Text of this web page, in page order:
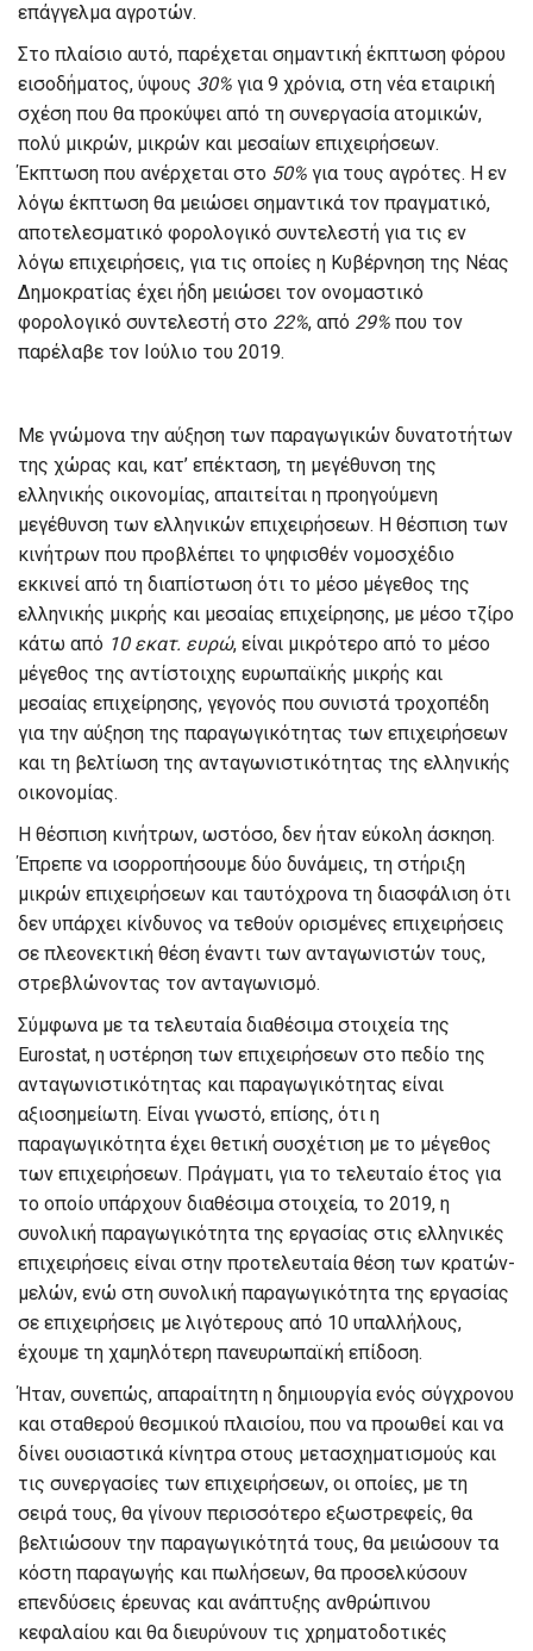
επάγγελμα αγροτών.
Στο πλαίσιο αυτό, παρέχεται σημαντική έκπτωση φόρου
εισοδήματος, ύψους 30% για 9 χρόνια, στη νέα εταιρική
σχέση που θα προκύψει από τη συνεργασία ατομικών,
πολύ μικρών, μικρών και μεσαίων επιχειρήσεων.
Έκπτωση που ανέρχεται στο 50% για τους αγρότες. Η εν
λόγω έκπτωση θα μειώσει σημαντικά τον πραγματικό,
αποτελεσματικό φορολογικό συντελεστή για τις εν
λόγω επιχειρήσεις, για τις οποίες η Κυβέρνηση της Νέας
Δημοκρατίας έχει ήδη μειώσει τον ονομαστικό
φορολογικό συντελεστή στο 22%, από 29% που τον
παρέλαβε τον Ιούλιο του 2019.
Με γνώμονα την αύξηση των παραγωγικών δυνατοτήτων
της χώρας και, κατ’ επέκταση, τη μεγέθυνση της
ελληνικής οικονομίας, απαιτείται η προηγούμενη
μεγέθυνση των ελληνικών επιχειρήσεων. Η θέσπιση των
κινήτρων που προβλέπει το ψηφισθέν νομοσχέδιο
εκκινεί από τη διαπίστωση ότι το μέσο μέγεθος της
ελληνικής μικρής και μεσαίας επιχείρησης, με μέσο τζίρο
κάτω από 10 εκατ. ευρώ, είναι μικρότερο από το μέσο
μέγεθος της αντίστοιχης ευρωπαϊκής μικρής και
μεσαίας επιχείρησης, γεγονός που συνιστά τροχοπέδη
για την αύξηση της παραγωγικότητας των επιχειρήσεων
και τη βελτίωση της ανταγωνιστικότητας της ελληνικής
οικονομίας.
Η θέσπιση κινήτρων, ωστόσο, δεν ήταν εύκολη άσκηση.
Έπρεπε να ισορροπήσουμε δύο δυνάμεις, τη στήριξη
μικρών επιχειρήσεων και ταυτόχρονα τη διασφάλιση ότι
δεν υπάρχει κίνδυνος να τεθούν ορισμένες επιχειρήσεις
σε πλεονεκτική θέση έναντι των ανταγωνιστών τους,
στρεβλώνοντας τον ανταγωνισμό.
Σύμφωνα με τα τελευταία διαθέσιμα στοιχεία της
Eurostat, η υστέρηση των επιχειρήσεων στο πεδίο της
ανταγωνιστικότητας και παραγωγικότητας είναι
αξιοσημείωτη. Είναι γνωστό, επίσης, ότι η
παραγωγικότητα έχει θετική συσχέτιση με το μέγεθος
των επιχειρήσεων. Πράγματι, για το τελευταίο έτος για
το οποίο υπάρχουν διαθέσιμα στοιχεία, το 2019, η
συνολική παραγωγικότητα της εργασίας στις ελληνικές
επιχειρήσεις είναι στην προτελευταία θέση των κρατών-
μελών, ενώ στη συνολική παραγωγικότητα της εργασίας
σε επιχειρήσεις με λιγότερους από 10 υπαλλήλους,
έχουμε τη χαμηλότερη πανευρωπαϊκή επίδοση.
Ήταν, συνεπώς, απαραίτητη η δημιουργία ενός σύγχρονου
και σταθερού θεσμικού πλαισίου, που να προωθεί και να
δίνει ουσιαστικά κίνητρα στους μετασχηματισμούς και
τις συνεργασίες των επιχειρήσεων, οι οποίες, με τη
σειρά τους, θα γίνουν περισσότερο εξωστρεφείς, θα
βελτιώσουν την παραγωγικότητά τους, θα μειώσουν τα
κόστη παραγωγής και πωλήσεων, θα προσελκύσουν
επενδύσεις έρευνας και ανάπτυξης ανθρώπινου
κεφαλαίου και θα διευρύνουν τις χρηματοδοτικές